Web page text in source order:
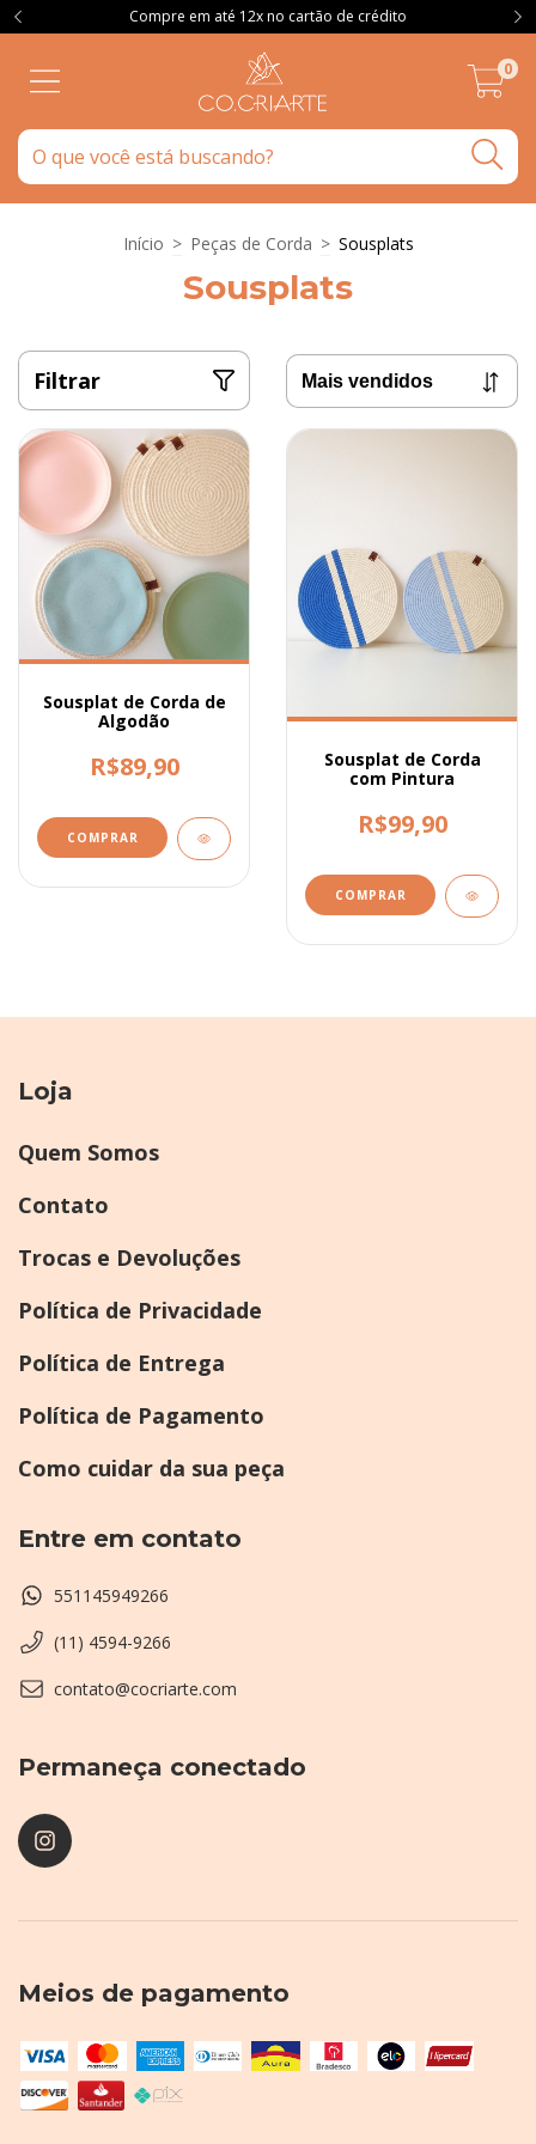
Compre em até 12x no cartão de crédito
0
Início > Peças de Corda > Sousplats
Sousplats
Filtrar
Sousplat de Corda de
Algodão
R$89,90
Sousplat de Corda
com Pintura
R$99,90
Loja
Quem Somos
Contato
Trocas e Devoluções
Política de Privacidade
Política de Entrega
Política de Pagamento
Como cuidar da sua peça
Entre em contato
551145949266
(11) 4594-9266
contato@cocriarte.com
Permaneça conectado
Meios de pagamento